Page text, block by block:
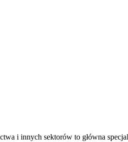
i innych sektorów to główna